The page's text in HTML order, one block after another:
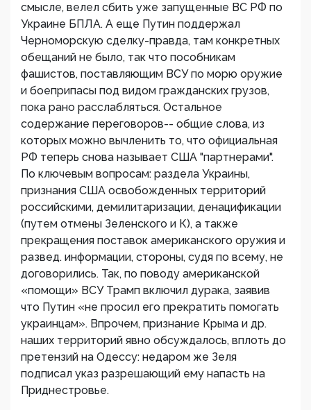
смысле, велел сбить уже запущенные ВС РФ по
Украине БПЛА. А еще Путин поддержал
Черноморскую сделку-правда, там конкретных
обещаний не было, так что пособникам
фашистов, поставляющим ВСУ по морю оружие
и боеприпасы под видом гражданских грузов,
пока рано расслабляться. Остальное
содержание переговоров-- общие слова, из
которых можно вычленить то, что официальная
РФ теперь снова называет США "партнерами".
По ключевым вопросам: раздела Украины,
признания США освобожденных территорий
российскими, демилитаризации, денацификации
(путем отмены Зеленского и К), а также
прекращения поставок американского оружия и
развед. информации, стороны, судя по всему, не
договорились. Так, по поводу американской
«помощи» ВСУ Трамп включил дурака, заявив
что Путин «не просил его прекратить помогать
украинцам». Впрочем, признание Крыма и др.
наших территорий явно обсуждалось, вплоть до
претензий на Одессу: недаром же Зеля
подписал указ разрешающий ему напасть на
Приднестровье.